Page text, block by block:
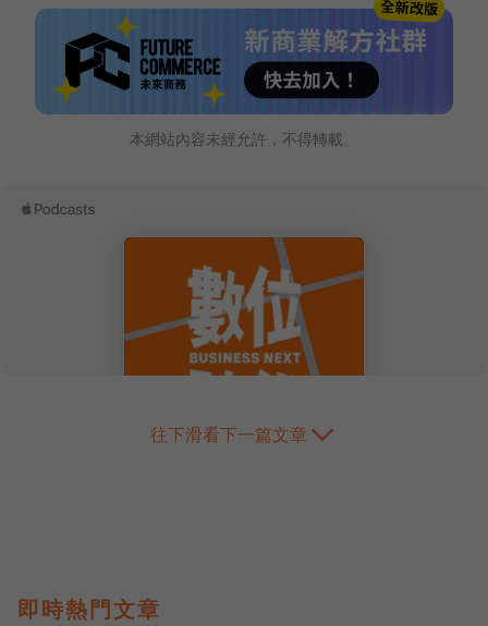
本網站內容未經允許，不得轉載。
往下滑看下一篇文章
即時熱門文章